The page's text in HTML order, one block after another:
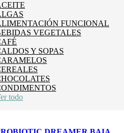
FUNCIONAL
VEGETALES
Y SOPAS
todo